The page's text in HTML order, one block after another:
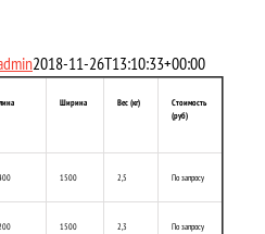
2018-11-26T13:10:33+00:00
Ширина Вес (кг)
Стоимость
(руб)
1500 2,5 По запросу
1500 2,3 По запросу